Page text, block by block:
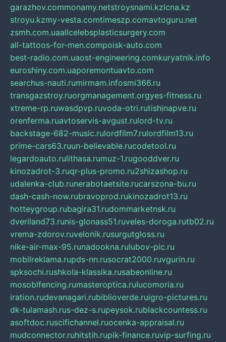
garazhov.commonamy.netstroysnami.kzlcna.kz
stroyu.kzmy-vesta.comtimeszp.comavtoguru.net
zsmh.com.uaallcelebsplasticsurgery.com
all-tattoos-for-men.compoisk-auto.com
best-radio.com.uaost-engineering.comkuryatnik.info
euroshiny.com.uaporemontuavto.com
searchus-nauti.rumirmam.infosmi366.ru
transgazstroy.ruorgmanagement.orgyes-fitness.ru
xtreme-rp.ruwasdpvp.ruvoda-otri.rutishinapve.ru
orenferma.ruavtoservis-avgust.rulord-tv.ru
backstage-682-music.rulordfilm7.rulordfilm13.ru
prime-cars63.ruun-believable.rucodetool.ru
legardoauto.rulithasa.rumuz-1.rugooddver.ru
kinozadrot-3.ruqr-plus-promo.ru2shizashop.ru
udalenka-club.runerabotaetsite.rucarszona-bu.ru
dash-cash-now.rubravoprod.rukinozadrot13.ru
hotteygroup.rubagira31.rudommarketnsk.ru
dveriland73.runis-glonass51.ruveles-doroga.rutb02.ru
vrema-zdorov.ruvelonik.rusurgutgloss.ru
nike-air-max-95.runadookna.rulubov-pic.ru
mobilreklama.rupds-nn.rusocrat2000.ruvgurin.ru
spksochi.rushkola-klassika.rusabeonline.ru
mosoblfencing.rumasteroptica.rulucomoria.ru
iration.rudevanagari.rubiblioverde.ruigro-pictures.ru
dk-tulamash.rus-dez-s.rupeysok.rublackcountess.ru
asoftdoc.ruscifichannel.ruocenka-appraisal.ru
mudconnector.ruhitstih.rupik-finance.ruvip-surfing.ru